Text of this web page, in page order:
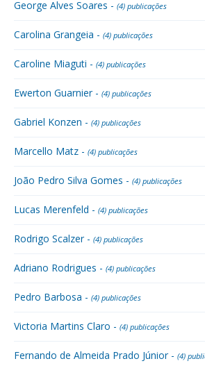
George Alves Soares - (4) publicações
Carolina Grangeia - (4) publicações
Caroline Miaguti - (4) publicações
Ewerton Guarnier - (4) publicações
Gabriel Konzen - (4) publicações
Marcello Matz - (4) publicações
João Pedro Silva Gomes - (4) publicações
Lucas Merenfeld - (4) publicações
Rodrigo Scalzer - (4) publicações
Adriano Rodrigues - (4) publicações
Pedro Barbosa - (4) publicações
Victoria Martins Claro - (4) publicações
Fernando de Almeida Prado Júnior - (4)